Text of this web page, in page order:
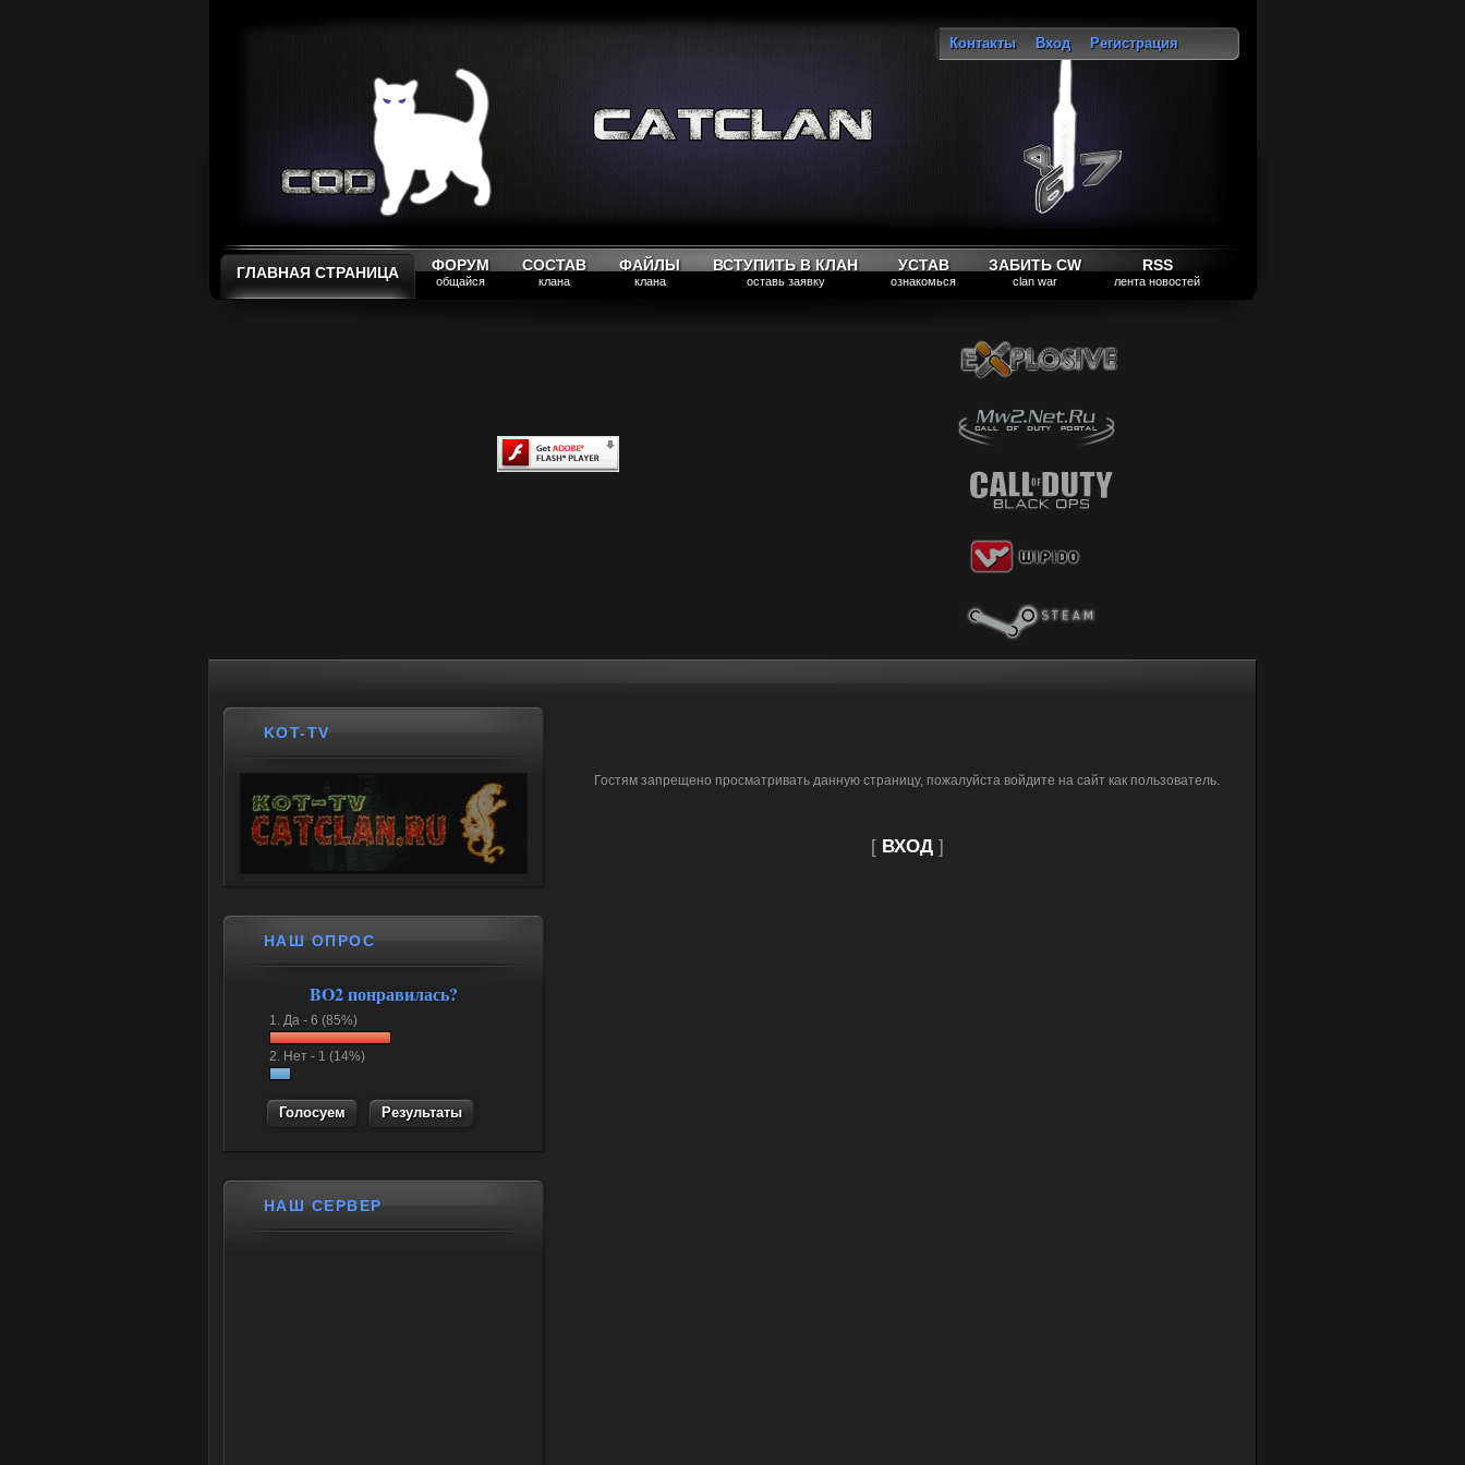
Контакты Вход
Регистрация
ГЛАВНАЯ СТРАНИЦА ФОРУМ
общайся
СОСТАВ
клана
ФАЙЛЫ
клана
ВСТУПИТЬ В КЛАН
оставь заявку
УСТАВ
ознакомься
ЗАБИТЬ CW
clan war
RSS
лента новостей
Гостям запрещено просматривать данную страницу, пожалуйста войдите на сайт как пользователь.
[ ВХОД]
KOT-TV
НАШ ОПРОС
BO2 понравилась?
1. Да - 6 (85%)
2. Нет - 1 (14%)
Результаты
НАШ СЕРВЕР